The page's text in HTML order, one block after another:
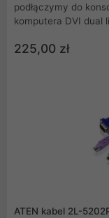
podłączymy do
komputera DVI dual link, USB oraz audio. Dzięki stosowaniu
kompatybilnych
jakość połączeń.
225,00 zł
ATEN kabel 2L-